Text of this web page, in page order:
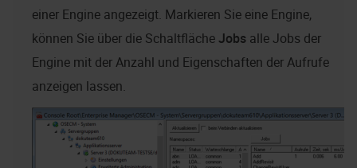
einer Engine angezeigt. Markieren Sie eine Engine,
können Sie über die SchaltflächeJobs alle Jobs der
Engine mit der Anzahl und Eigenschaften der Aufrufe
anzeigen lassen.